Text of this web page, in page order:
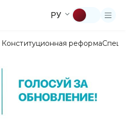
РУ
Конституционная реформа